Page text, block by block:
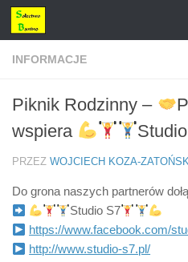
Przejdź do treści
INFORMACJE
Piknik Rodzinny –
wspiera
PRZEZ WOJCIECH KOZA-
Do grona naszych partnerów
Studio S7
https://www.facebook.com/
http://www.studio-s7.pl/